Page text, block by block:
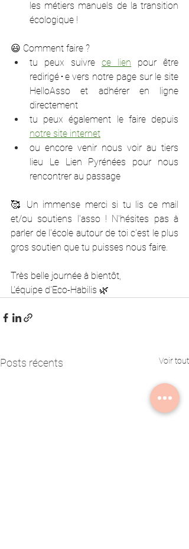
les métiers manuels de la transition
écologique !
😃 Comment faire ?
tu peux suivre ce lien pour être
redirigé･e vers notre page sur le site
HelloAsso et adhérer en ligne
directement
notre site internet
ou encore venir nous voir au tiers
lieu Le Lien Pyrénées pour nous
rencontrer au passage
🥰 Un immense merci si tu lis ce mail
et/ou soutiens l'asso ! N'hésites pas à
parler de l'école autour de toi c'est le plus
gros soutien que tu puisses nous faire.
Très belle journée à bientôt,
L'équipe d'Eco-Habilis 🌿
Posts récents Voir tout